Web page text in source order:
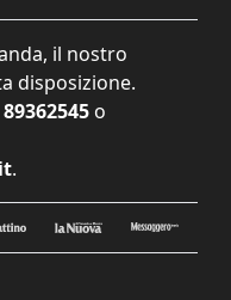
il nostro
disposizione.
o
.